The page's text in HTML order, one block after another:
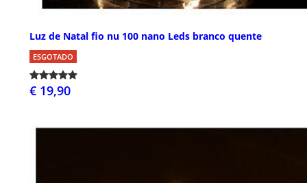
Luz de Natal fio nu 100 nano Leds branco quente
ESGOTADO
€ 19,90